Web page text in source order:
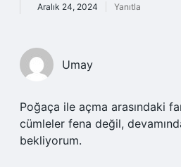
Aralık 24, 2024 Yanıtla
Umay
Poğaça ile açma arasındaki
cümleler fena değil,
bekliyorum.